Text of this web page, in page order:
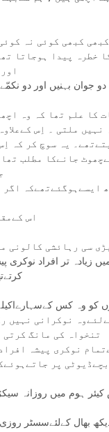
کبھی کوئی نہ
خطرہ پیدا ہوجاتا
دو جوان بہنیں اور دو
کا علم تھا کہ وہ
نہیں ملتی ۔ اِس
یہ سوچ کر کہ
جانےکا مطلب
ایسےہوگئےتھےکہ
اس
سی رہائشی کالونی
زیادہ تر افراد
کو وہ کس
نوکرانی نہیں
تنخواہ کی مانگ
نوکری پیشہ
پر
ہوم میں روزانہ
بھال کےلئےسسٹر